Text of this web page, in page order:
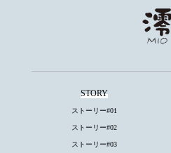
STORY
ストーリー#01
ストーリー#02
ストーリー#03